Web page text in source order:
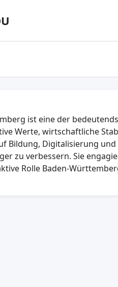
ist eine der
Werte, wirtschaftliche
Bildung, Digitalisierung
zu verbessern. Sie
Rolle Baden-